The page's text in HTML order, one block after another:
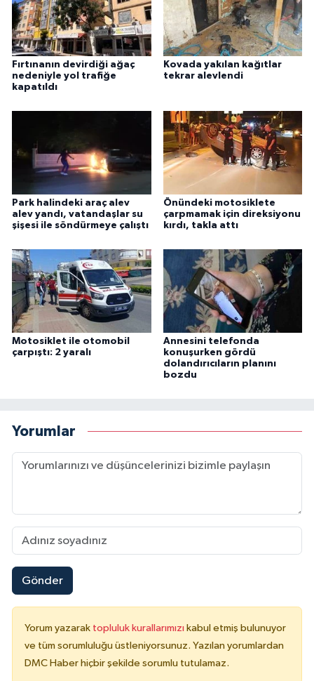
Fırtınanın devirdiği ağaç
nedeniyle yol trafiğe
kapatıldı
Kovada yakılan kağıtlar
tekrar alevlendi
Park halindeki araç alev
alev yandı, vatandaşlar su
şişesi ile söndürmeye çalıştı
Önündeki motosiklete
çarpmamak için direksiyonu
kırdı, takla attı
Motosiklet ile otomobil
çarpıştı: 2 yaralı
Annesini telefonda
konuşurken gördü
dolandırıcıların planını
bozdu
Yorumlar
Gönder
Yorum yazarak topluluk kurallarımızı kabul etmiş bulunuyor
ve tüm sorumluluğu üstleniyorsunuz. Yazılan yorumlardan
DMC Haber hiçbir şekilde sorumlu tutulamaz.